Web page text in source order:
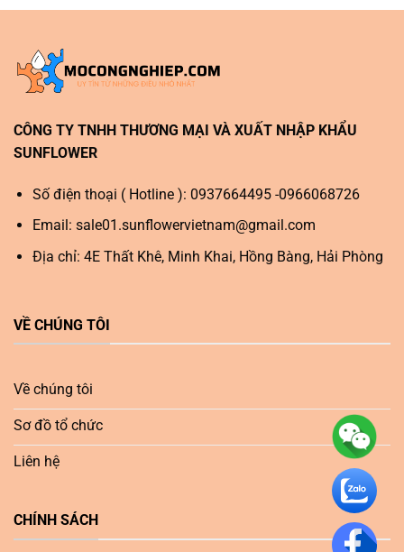
CÔNG TY TNHH THƯƠNG MẠI VÀ XUẤT NHẬP KHẨU
SUNFLOWER
Số điện thoại ( Hotline ): 0937664495 -0966068726
Email: sale01.sunflowervietnam@gmail.com
Địa chỉ: 4E Thất Khê, Minh Khai, Hồng Bàng, Hải Phòng
VỀ CHÚNG TÔI
Về chúng tôi
Sơ đồ tổ chức
Liên hệ
CHÍNH SÁCH